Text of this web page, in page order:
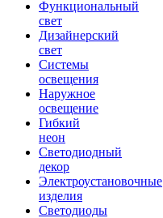
Функциональный
свет
Дизайнерский
свет
Системы
освещения
Наружное
освещение
Гибкий
неон
Светодиодный
декор
Электроустановочные
изделия
Светодиоды